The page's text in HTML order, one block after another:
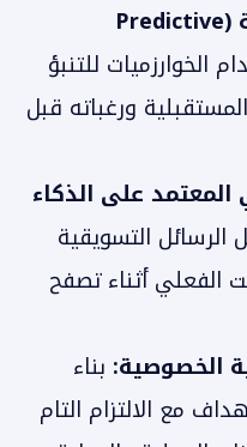
التحليلات التنبؤية (Predictive
الخوارزميات للتنبؤ
ورغباته قبل
على الذكاء
الرسائل التسويقية
الفعلي أثناء تصفح
الخصوصية: بناء
مع الالتزام التام